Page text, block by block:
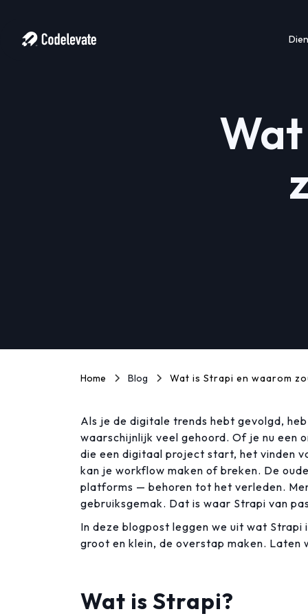
Home Blog Wat is Strapi en waarom
Als je de digitale trends hebt gevolgd,
waarschijnlijk veel gehoord. Of je nu een
die een digitaal project start, het vinden
kan je workflow maken of breken. De
platforms — behoren tot het verleden.
gebruiksgemak. Dat is waar Strapi van
In deze blogpost leggen we uit wat
groot en klein, de overstap maken. Laten
Wat is Strapi?